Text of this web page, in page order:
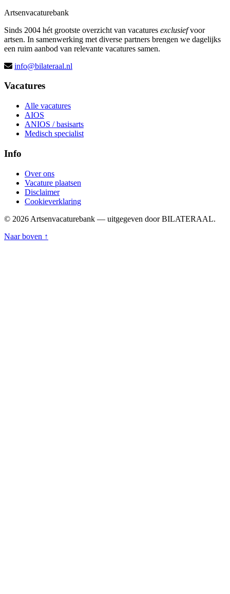
Artsenvacaturebank
Sinds 2004 hét grootste overzicht van vacatures exclusiefvoor
artsen. In samenwerking met diverse partners brengen we dagelijks
een ruim aanbod van relevante vacatures samen.
info@bilateraal.nl
Vacatures
Alle vacatures
AIOS
ANIOS / basisarts
Medisch specialist
Info
Over ons
Vacature plaatsen
Disclaimer
Cookieverklaring
© 2026 Artsenvacaturebank — uitgegeven door BILATERAAL.
Naar boven ↑